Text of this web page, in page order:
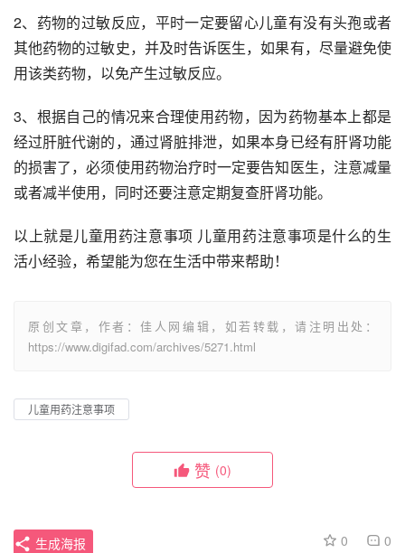
2、药物的过敏反应，平时一定要留心儿童有没有头孢或者
其他药物的过敏史，并及时告诉医生，如果有，尽量避免使
用该类药物，以免产生过敏反应。
3、根据自己的情况来合理使用药物，因为药物基本上都是
经过肝脏代谢的，通过肾脏排泄，如果本身已经有肝肾功能
的损害了，必须使用药物治疗时一定要告知医生，注意减量
或者减半使用，同时还要注意定期复查肝肾功能。
以上就是儿童用药注意事项 儿童用药注意事项是什么的生
活小经验，希望能为您在生活中带来帮助！
原创文章，作者：佳人网编辑，如若转载，请注明出处：
https://www.digifad.com/archives/5271.html
儿童用药注意事项
赞 (0)
0 0
生成海报